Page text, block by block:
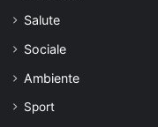
Salute
Sociale
Ambiente
Sport